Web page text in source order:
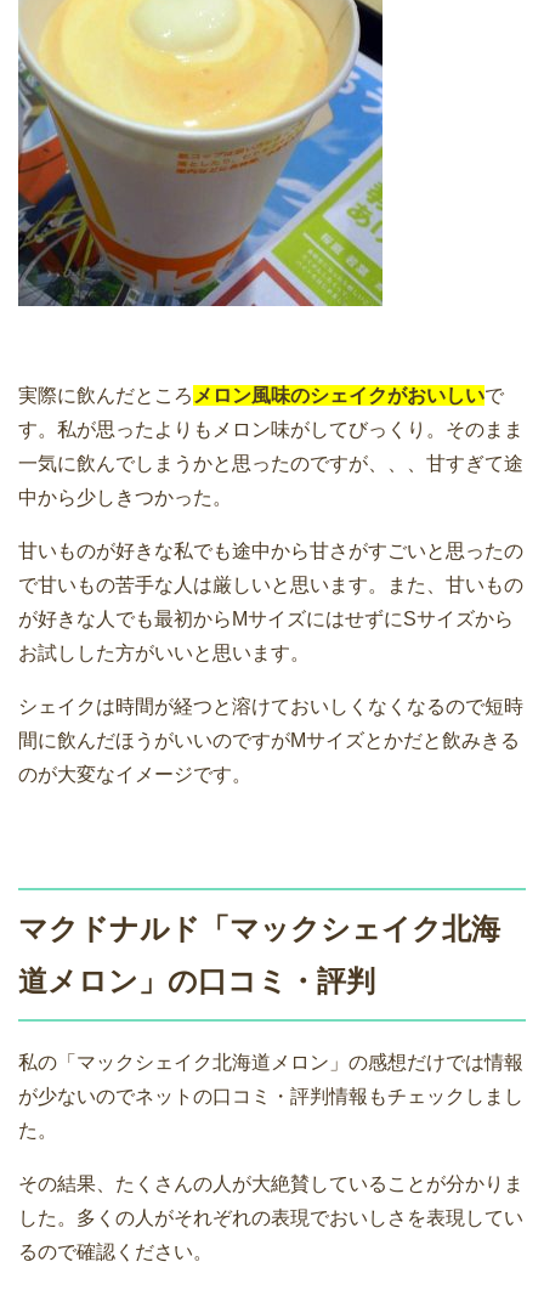
実際に飲んだところ メロン風味のシェイクがおいしいで
す。私が思ったよりもメロン味がしてびっくり。そのまま
一気に飲んでしまうかと思ったのですが、、、甘すぎて途
中から少しきつかった。
甘いものが好きな私でも途中から甘さがすごいと思ったの
で甘いもの苦手な人は厳しいと思います。また、甘いもの
が好きな人でも最初からMサイズにはせずにSサイズから
お試しした方がいいと思います。
シェイクは時間が経つと溶けておいしくなくなるので短時
間に飲んだほうがいいのですがMサイズとかだと飲みきる
のが大変なイメージです。
マクドナルド「マックシェイク北海
道メロン」の口コミ・評判
私の「マックシェイク北海道メロン」の感想だけでは情報
が少ないのでネットの口コミ・評判情報もチェックしまし
た。
その結果、たくさんの人が大絶賛していることが分かりま
した。多くの人がそれぞれの表現でおいしさを表現してい
るので確認ください。